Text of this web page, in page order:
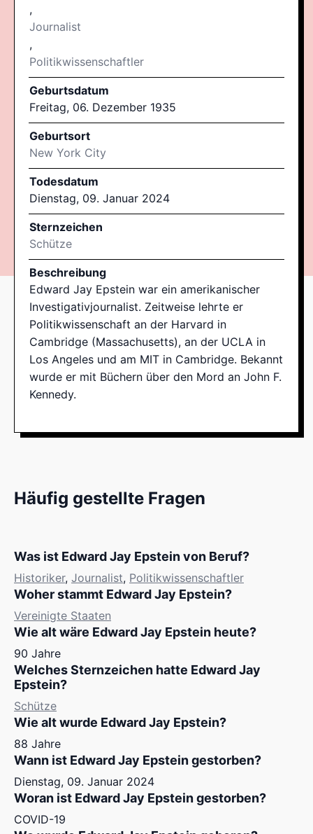
,
Journalist
,
Politikwissenschaftler
Geburtsdatum
Freitag, 06. Dezember 1935
Geburtsort
New York City
Todesdatum
Dienstag, 09. Januar 2024
Sternzeichen
Schütze
Beschreibung
Edward Jay Epstein war ein amerikanischer
Investigativjournalist. Zeitweise lehrte er
Politikwissenschaft an der Harvard in
Cambridge (Massachusetts), an der UCLA in
Los Angeles und am MIT in Cambridge. Bekannt
wurde er mit Büchern über den Mord an John F.
Kennedy.
Häufig gestellte Fragen
Was ist Edward Jay Epstein von Beruf?
Historiker, Journalist, Politikwissenschaftler
Woher stammt Edward Jay Epstein?
Vereinigte Staaten
Wie alt wäre Edward Jay Epstein heute?
90 Jahre
Welches Sternzeichen hatte Edward Jay
Epstein?
Schütze
Wie alt wurde Edward Jay Epstein?
88 Jahre
Wann ist Edward Jay Epstein gestorben?
Dienstag, 09. Januar 2024
Woran ist Edward Jay Epstein gestorben?
COVID-19